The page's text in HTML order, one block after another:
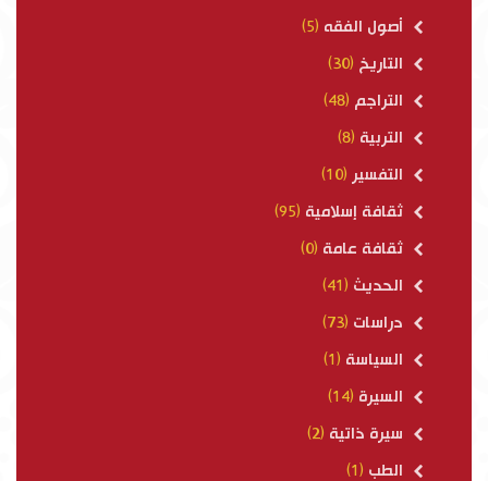
أصول الفقه (5)
التاريخ (30)
التراجم (48)
التربية (8)
التفسير (10)
ثقافة إسلامية (95)
ثقافة عامة (0)
الحديث (41)
دراسات (73)
السياسة (1)
السيرة (14)
سيرة ذاتية (2)
الطب (1)